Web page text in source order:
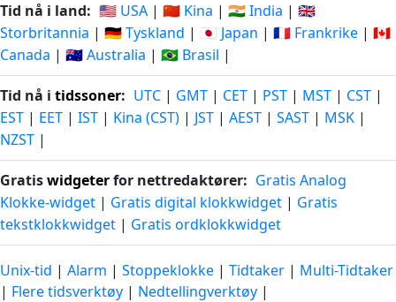
Tid nå i land: 🇺🇸 USA | 🇨🇳 Kina | 🇮🇳 India | 🇬🇧
Storbritannia | 🇩🇪 Tyskland | 🇯🇵 Japan | 🇫🇷 Frankrike | 🇨🇦
Canada | 🇦🇺 Australia | 🇧🇷 Brasil |
Tid nå i tidssoner: UTC | GMT | CET | PST | MST | CST |
EST | EET | IST | Kina (CST) | JST | AEST | SAST | MSK |
NZST |
Gratiswidgeterfor nettredaktører: Gratis Analog
Klokke-widget | Gratis digital klokkwidget | Gratis
tekstklokkwidget | Gratis ordklokkwidget
Unix-tid | Alarm | Stoppeklokke | Tidtaker | Multi-Tidtaker
| Flere tidsverktøy | Nedtellingverktøy |